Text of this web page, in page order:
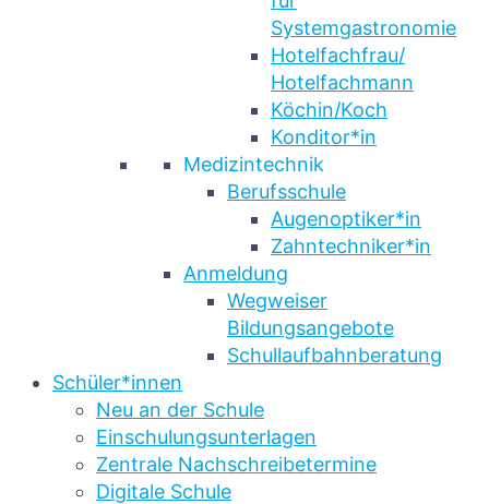
Systemgastronomie
Hotelfachfrau/
Hotelfachmann
Köchin/Koch
Konditor*in
Medizintechnik
Berufsschule
Augenoptiker*in
Zahntechniker*in
Anmeldung
Wegweiser
Bildungsangebote
Schullaufbahnberatung
Schüler*innen
Neu an der Schule
Einschulungsunterlagen
Zentrale Nachschreibetermine
Digitale Schule